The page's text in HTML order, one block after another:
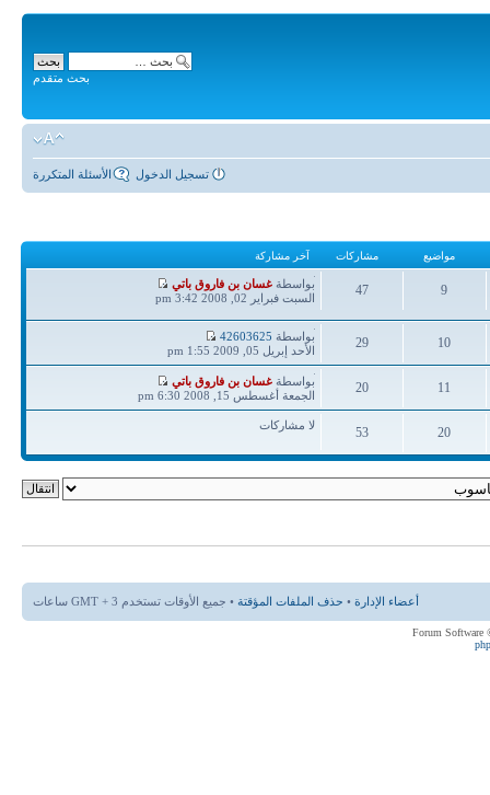
بحث متقدم
الأسئلة المتكررة تسجيل الدخول
مواضيع مشاركات آخر مشاركة
9
مواضيع
47
مشاركات
آخر
مشاركة
بواسطةغسان بن فاروق باتي
السبت فبراير 02, 2008 3:42 pm
10
مواضيع
29
مشاركات
آخر
مشاركة
بواسطة 42603625
الأحد إبريل 05, 2009 1:55 pm
11
مواضيع
20
مشاركات
آخر
مشاركة
بواسطةغسان بن فاروق باتي
الجمعة أغسطس 15, 2008 6:30 pm
20
مواضيع
53
مشاركات
لا مشاركات
أعضاء الإدارة • حذف الملفات المؤقتة • جميع الأوقات تستخدم GMT + 3 ساعات